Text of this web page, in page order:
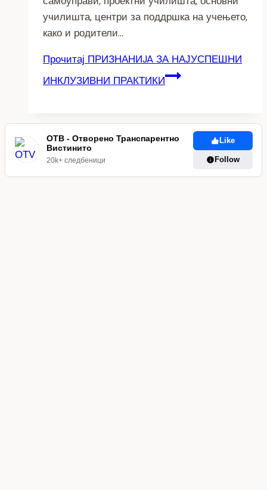
училишта, центри за поддршка на учењето,
како и родители…
Прочитај ПРИЗНАНИJA ЗА НАЈУСПЕШНИ
ИНКЛУЗИВНИ ПРАКТИКИ
ОТВ - Отворено Транспарентно
Вистинито
20k+ следбеници
Like
Follow